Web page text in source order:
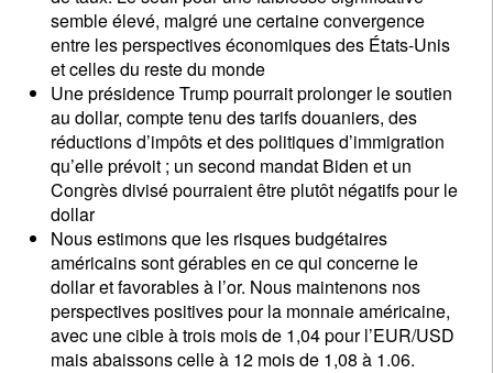
semble élevé, malgré une certaine convergence
entre les perspectives économiques des États-Unis
et celles du reste du monde
Une présidence Trump pourrait prolonger le soutien
au dollar, compte tenu des tarifs douaniers, des
réductions d’impôts et des politiques d’immigration
qu’elle prévoit ; un second mandat Biden et un
Congrès divisé pourraient être plutôt négatifs pour le
dollar
Nous estimons que les risques budgétaires
américains sont gérables en ce qui concerne le
dollar et favorables à l’or. Nous maintenons nos
perspectives positives pour la monnaie américaine,
avec une cible à trois mois de 1,04 pour l’EUR/USD
mais abaissons celle à 12 mois de 1,08 à 1.06.